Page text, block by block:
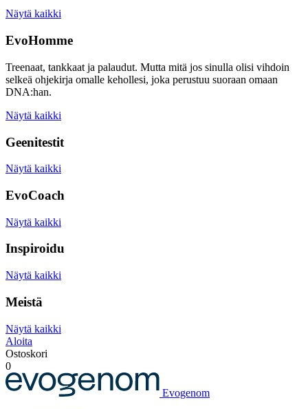
Näytä kaikki
EvoHomme
Treenaat, tankkaat ja palaudut. Mutta mitä jos sinulla olisi vihdoin
selkeä ohjekirja omalle kehollesi, joka perustuu suoraan omaan
DNA:han.
Näytä kaikki
Geenitestit
Näytä kaikki
EvoCoach
Näytä kaikki
Inspiroidu
Näytä kaikki
Meistä
Näytä kaikki
Aloita
Ostoskori
0
Evogenom